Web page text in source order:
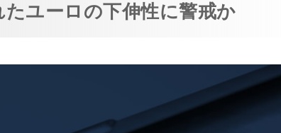
ユーロの下伸性に警戒か